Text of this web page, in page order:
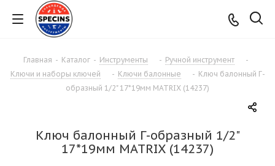
Главная - Каталог - Инструменты - Ручной инструмент
-
Ключи и наборы ключей
- Ключи балонные - Ключ балонный Г-
образный 1/2" 17*19мм MATRIX (14237)
Ключ балонный Г-образный 1/2"
17*19мм MATRIX (14237)